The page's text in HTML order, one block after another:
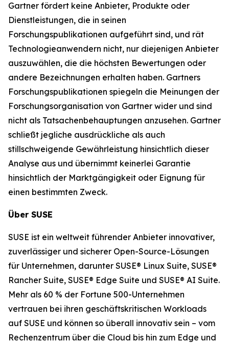
Gartner fördert keine Anbieter, Produkte oder
Dienstleistungen, die in seinen
Forschungspublikationen aufgeführt sind, und rät
Technologieanwendern nicht, nur diejenigen Anbieter
auszuwählen, die die höchsten Bewertungen oder
andere Bezeichnungen erhalten haben. Gartners
Forschungspublikationen spiegeln die Meinungen der
Forschungsorganisation von Gartner wider und sind
nicht als Tatsachenbehauptungen anzusehen. Gartner
schließt jegliche ausdrückliche als auch
stillschweigende Gewährleistung hinsichtlich dieser
Analyse aus und übernimmt keinerlei Garantie
hinsichtlich der Marktgängigkeit oder Eignung für
einen bestimmten Zweck.
Über SUSE
SUSE ist ein weltweit führender Anbieter innovativer,
zuverlässiger und sicherer Open-Source-Lösungen
für Unternehmen, darunter SUSE® Linux Suite, SUSE®
Rancher Suite, SUSE® Edge Suite und SUSE® AI Suite.
Mehr als 60 % der Fortune 500-Unternehmen
vertrauen bei ihren geschäftskritischen Workloads
auf SUSE und können so überall innovativ sein – vom
Rechenzentrum über die Cloud bis hin zum Edge und